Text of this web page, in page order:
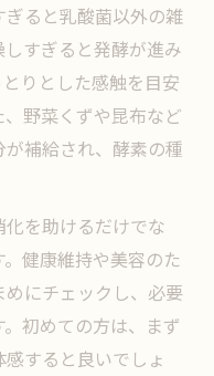
ると乳酸菌以外の雑
すぎると発酵が進み
りとした感触を目安
野菜くずや昆布など
補給され、酵素の種
を助けるだけでな
健康維持や美容のた
にチェックし、必要
初めての方は、まず
すると良いでしょ